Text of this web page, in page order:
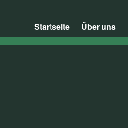
Startseite Über uns